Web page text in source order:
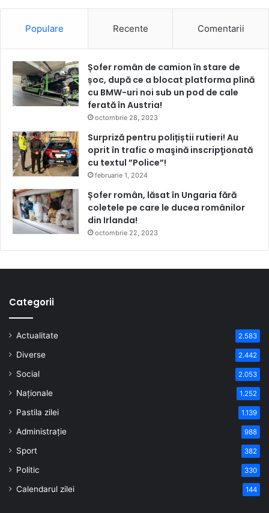
Populare Recente Comentarii
Șofer român de camion în stare de
șoc, după ce a blocat platforma plină
cu BMW-uri noi sub un pod de cale
ferată în Austria!
octombrie 28, 2023
Surpriză pentru polițiștii rutieri! Au
oprit în trafic o maşină inscripţionată
cu textul ”Police”!
februarie 1, 2024
Șofer român, lăsat în Ungaria fără
coletele pe care le ducea românilor
din Irlanda!
octombrie 22, 2023
Categorii
Actualitate 2.583
Diverse 2.442
Social 2.053
Naționale 1.252
Pastila zilei 1.139
Administrație 988
Sport 382
Politic 330
Calendarul zilei 144